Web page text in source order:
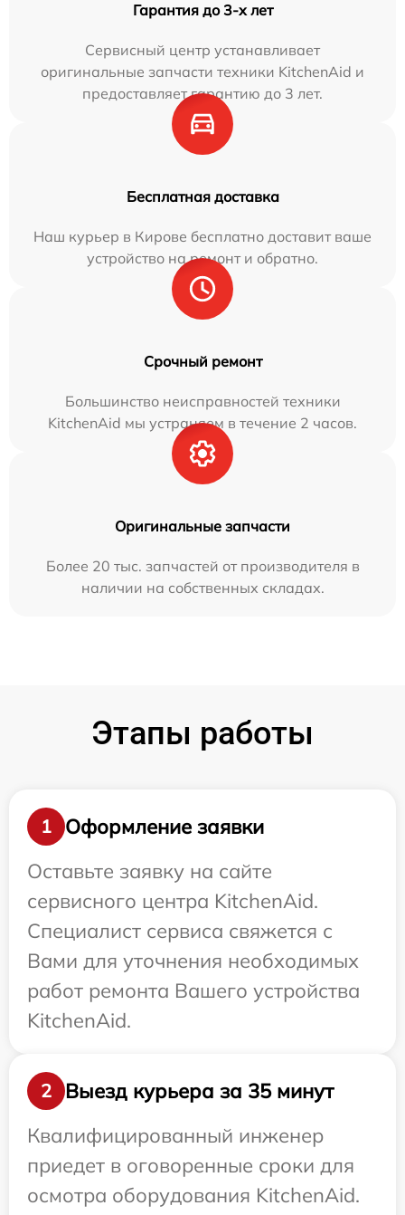
Гарантия до 3-х лет
Сервисный центр устанавливает
оригинальные запчасти техники KitchenAid и
предоставляет гарантию до 3 лет.
Бесплатная доставка
Наш курьер в Кирове бесплатно доставит ваше
устройство на ремонт и обратно.
Срочный ремонт
Большинство неисправностей техники
KitchenAid мы устраняем в течение 2 часов.
Оригинальные запчасти
Более 20 тыс. запчастей от производителя в
наличии на собственных складах.
Этапы работы
1
Оформление заявки
Оставьте заявку на сайте
сервисного центра KitchenAid.
Специалист сервиса свяжется с
Вами для уточнения необходимых
работ ремонта Вашего устройства
KitchenAid.
2
Выезд курьера за 35 минут
Квалифицированный инженер
приедет в оговоренные сроки для
осмотра оборудования KitchenAid.